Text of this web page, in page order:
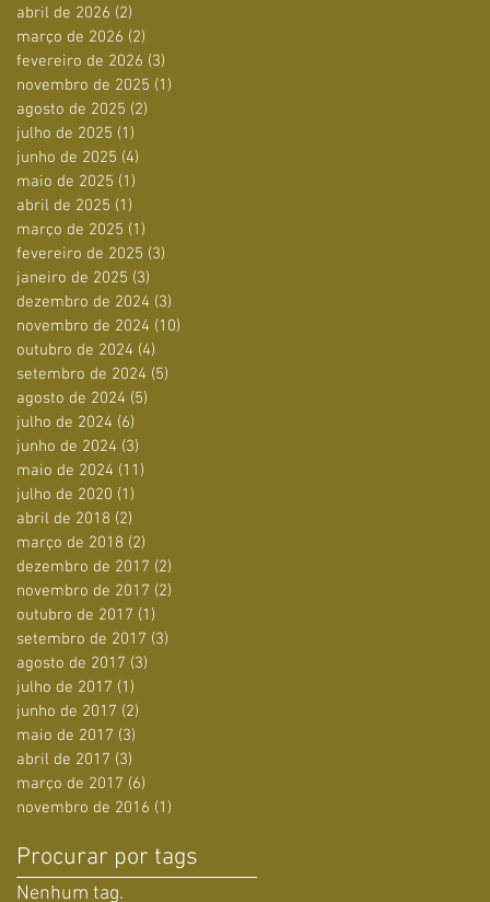
abril de 2026 (2)
março de 2026 (2)
fevereiro de 2026 (3)
novembro de 2025 (1)
agosto de 2025 (2)
julho de 2025 (1)
junho de 2025 (4)
maio de 2025 (1)
abril de 2025 (1)
março de 2025 (1)
fevereiro de 2025 (3)
janeiro de 2025 (3)
dezembro de 2024 (3)
novembro de 2024 (10)
outubro de 2024 (4)
setembro de 2024 (5)
agosto de 2024 (5)
julho de 2024 (6)
junho de 2024 (3)
maio de 2024 (11)
julho de 2020 (1)
abril de 2018 (2)
março de 2018 (2)
dezembro de 2017 (2)
novembro de 2017 (2)
outubro de 2017 (1)
setembro de 2017 (3)
agosto de 2017 (3)
julho de 2017 (1)
junho de 2017 (2)
maio de 2017 (3)
abril de 2017 (3)
março de 2017 (6)
novembro de 2016 (1)
Procurar por tags
Nenhum tag.